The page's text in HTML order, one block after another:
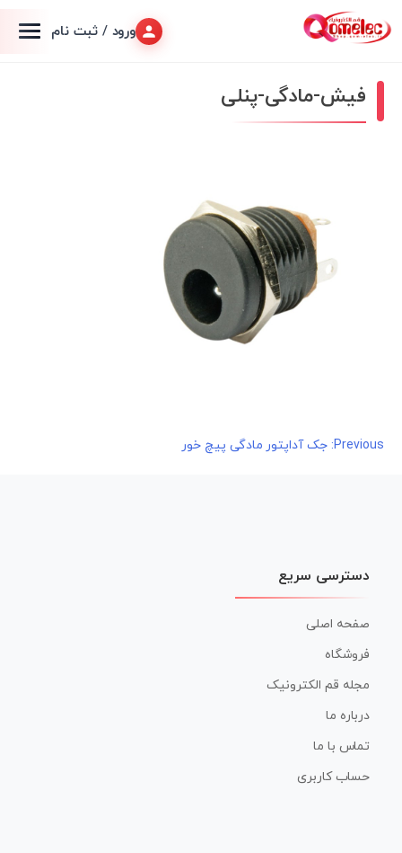
ورود / ثبت نام
فیش-مادگی-پنلی
راهبری
Previous: جک آداپتور مادگی پیچ خور
دسترسی سریع
صفحه اصلی
فروشگاه
مجله قم الکترونیک
درباره ما
تماس با ما
حساب کاربری